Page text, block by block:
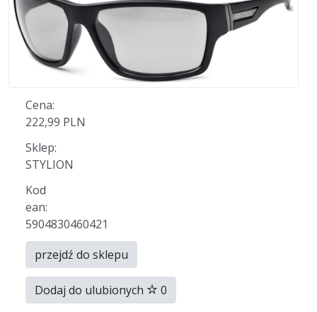
Cena:
222,99 PLN
Sklep:
STYLION
Kod
ean:
5904830460421
przejdź do sklepu
Dodaj do ulubionych
0